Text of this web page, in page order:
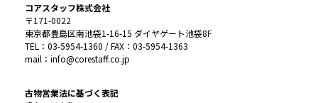
コアスタッフ株式会社
〒171-0022
東京都豊島区南池袋1-16-15 ダイヤゲート池袋8F
TEL：03-5954-1360 / FAX：03-5954-1363
mail：info@corestaff.co.jp
古物営業法に基づく表記